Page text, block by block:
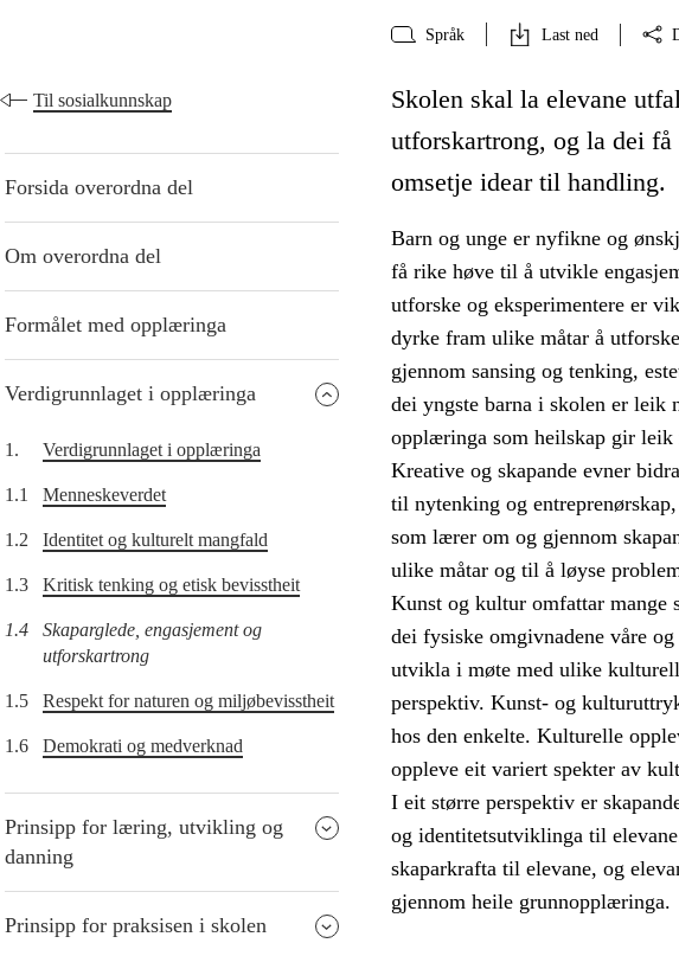
Språk Last ned
Til sosialkunnskap
Forsida overordna del
Om overordna del
Formålet med opplæringa
Verdigrunnlaget i opplæringa
1. Verdigrunnlaget i opplæringa
1.1 Menneskeverdet
1.2 Identitet og kulturelt mangfald
1.3 Kritisk tenking og etisk bevisstheit
1.4
Skaparglede, engasjement og
utforskartrong
1.5 Respekt for naturen og miljøbevisstheit
1.6 Demokrati og medverknad
Prinsipp for læring, utvikling og
danning
Prinsipp for praksisen i skolen
Skolen skal la elevane
utforskartrong, og la dei
omsetje idear til handling.
Barn og unge er nyfikne og
få rike høve til å utvikle
utforske og eksperimentere er
dyrke fram ulike måtar å
gjennom sansing og tenking,
dei yngste barna i skolen er
opplæringa som heilskap gir
Kreative og skapande evner
til nytenking og
som lærer om og gjennom
ulike måtar og til å løyse
Kunst og kultur omfattar mange
dei fysiske omgivnadene våre
utvikla i møte med ulike
perspektiv. Kunst- og
hos den enkelte. Kulturelle
oppleve eit variert spekter av
I eit større perspektiv er
og identitetsutviklinga til
skaparkrafta til elevane, og
gjennom heile grunnopplæringa.